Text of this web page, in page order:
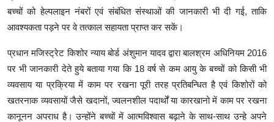
बच्चों को हेल्पलाइन नंबरों एवं संबंधित संस्थाओं की जानकारी भी दी गई, ताकि
आवश्यकता पड़ने पर वे तत्काल सहायता प्राप्त कर सकें।
प्रधान मजिस्ट्रेट किशोर न्याय बोर्ड अंशुमान यादव द्वारा बालश्रम अधिनियम 2016
पर भी जानकारी देते हुये बताया गया कि 18 वर्ष से कम आयु के बच्चों को किसी भी
व्यवसाय या प्रक्रिया में काम पर रखना पूरी तरह प्रतिबन्धित है एवं किशोरों को
खतरनाक व्यवसायों जैसे खदानों, ज्वलनशील पदार्थों या कारखानो में काम पर रखना
कानूनन अपराध है। उन्होंने बच्चों में आत्मविश्वास बढ़ाने के साथ-साथ उन्हे अपने